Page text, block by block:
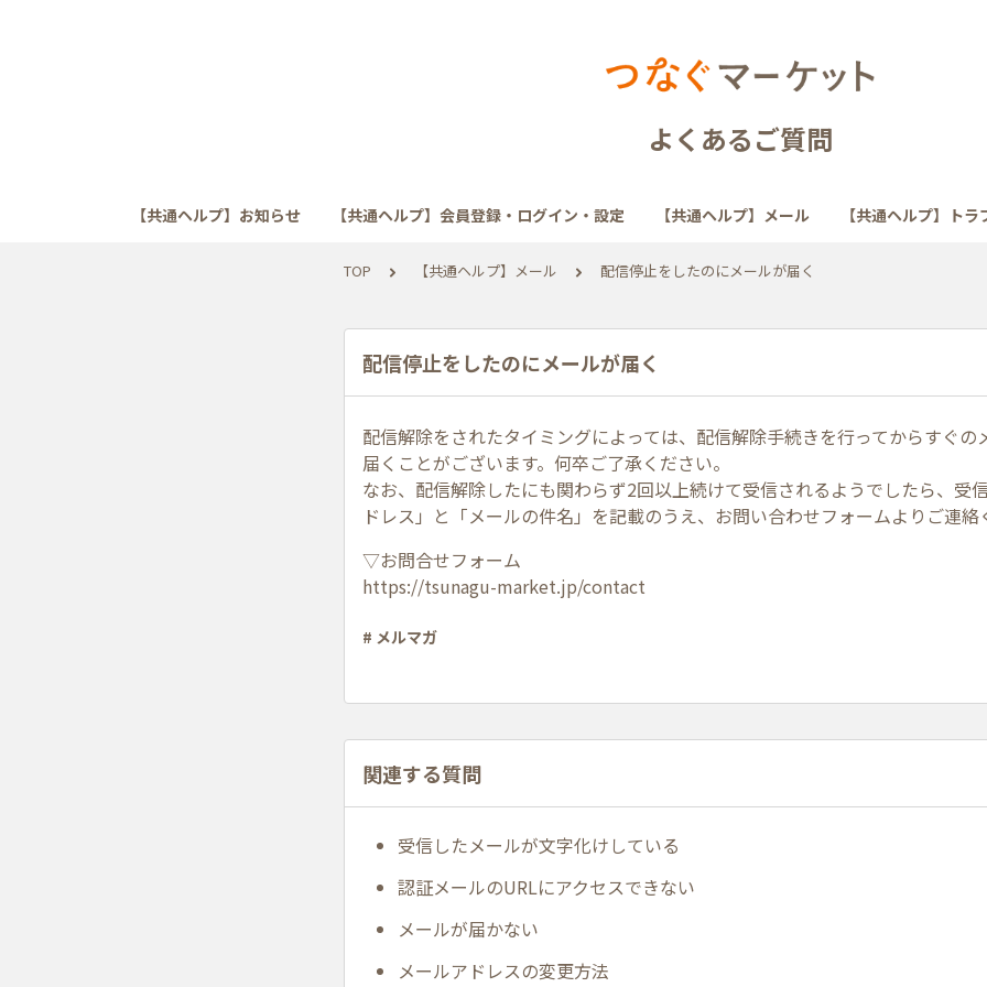
よくあるご質問
【共通ヘルプ】お知らせ 【共通ヘルプ】会員登録・ログイン・設定 【共通ヘルプ】メール 【共通ヘルプ】トラ
TOP 【共通ヘルプ】メール 配信停止をしたのにメールが届く
配信停止をしたのにメールが届く
配信解除をされたタイミングによっては、配信解除手続きを行ってからすぐの
届くことがございます。何卒ご了承ください。
なお、配信解除したにも関わらず2回以上続けて受信されるようでしたら、受
ドレス」と「メールの件名」を記載のうえ、お問い合わせフォームよりご連絡
▽お問合せフォーム
https://tsunagu-market.jp/contact
# メルマガ
関連する質問
受信したメールが文字化けしている
認証メールのURLにアクセスできない
メールが届かない
メールアドレスの変更方法